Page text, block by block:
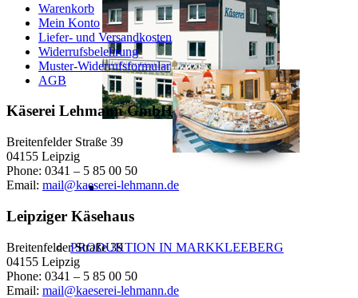
PRODUKTION IN MARKKLEEBERG
Warenkorb
Mein Konto
Liefer- und Versandkosten
Widerrufsbelehrung
Muster-Widerrufsformular
AGB
Käserei Lehmann GmbH
Breitenfelder Straße 39
04155 Leipzig
Phone: 0341 – 5 85 00 50
Email: mail@kaeserei-lehmann.de
Leipziger Käsehaus
Breitenfelder Straße 39
04155 Leipzig
Phone: 0341 – 5 85 00 50
Email: mail@kaeserei-lehmann.de